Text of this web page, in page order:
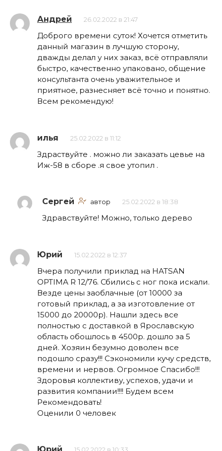
Андрей 26.02.2022 в 21:47
Доброго времени суток! Хочется отметить
данный магазин в лучшую сторону,
дважды делал у них заказ, всё отправляли
быстро, качественно упаковано, общение
консультанта очень уважительное и
приятное, разнесняет всё точно и понятно.
Всем рекомендую!
илья 25.02.2022 в 11:12
Здраствуйте . можно ли заказать цевье на
Иж-58 в сборе .я свое утопил .
Сергей автор 25.02.2022 в 18:38
Здравствуйте! Можно, только дерево
Юрий 15.02.2022 в 12:37
Вчера получили приклад на HATSAN
OPTIMA R 12/76. Сбились с ног пока искали.
Везде цены заоблачные (от 10000 за
готовый приклад, а за изготовление от
15000 до 20000р). Нашли здесь все
полностью с доставкой в Ярославскую
область обошлось в 4500р. дошло за 5
дней. Хозяин безумно доволен все
подошло сразу!!! Сэкономили кучу средств,
времени и нервов. Огромное Спасибо!!!
Здоровья коллективу, успехов, удачи и
развития компании!!!! Будем всем
Рекомендовать!
Оценили 0 человек